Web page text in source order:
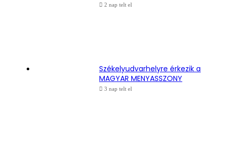
2 nap telt el
Székelyudvarhelyre érkezik a
MAGYAR MENYASSZONY
3 nap telt el